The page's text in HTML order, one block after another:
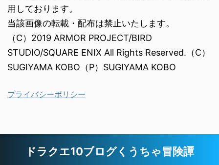
用しております。
当該画像の転載・配布は禁止いたします。
（C）2019 ARMOR PROJECT/BIRD
STUDIO/SQUARE ENIX All Rights Reserved.（C）
SUGIYAMA KOBO（P）SUGIYAMA KOBO
プライバシーポリシー
ドラクエ10ブログくうちゃ冒険譚